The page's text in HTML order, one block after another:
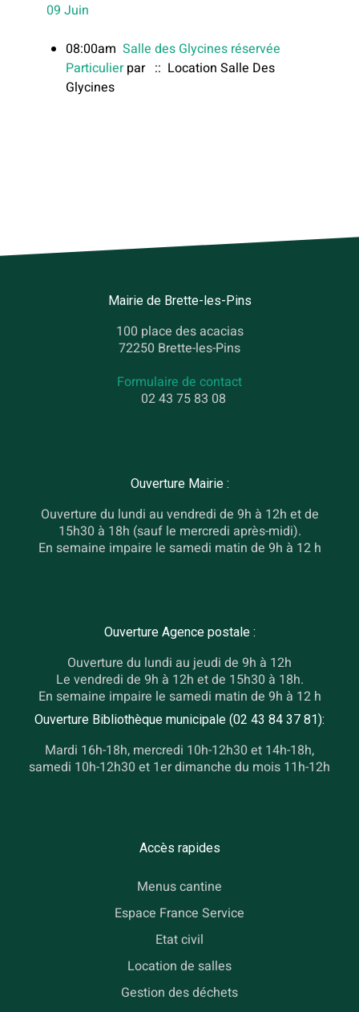
09 Juin
08:00am Salle des Glycines réservée
Particulierpar :: Location Salle Des
Glycines
Mairie de Brette-les-Pins
100 place des acacias
72250 Brette-les-Pins
Formulaire de contact
02 43 75 83 08
Ouverture Mairie :
Ouverture du lundi au vendredi de 9h à 12h et de
15h30 à 18h (sauf le mercredi après-midi).
En semaine impaire le samedi matin de 9h à 12 h
Ouverture Agence postale :
Ouverture du lundi au jeudi de 9h à 12h
Le vendredi de 9h à 12h et de 15h30 à 18h.
En semaine impaire le samedi matin de 9h à 12 h
Ouverture Bibliothèque municipale (02 43 84 37 81):
Mardi 16h-18h, mercredi 10h-12h30 et 14h-18h,
samedi 10h-12h30 et 1er dimanche du mois 11h-12h
Accès rapides
Menus cantine
Espace France Service
Etat civil
Location de salles
Gestion des déchets